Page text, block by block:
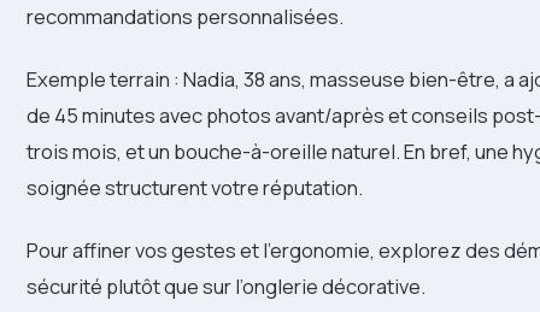
recommandations personnalisées.
Exemple terrain : Nadia, 38 ans, masseuse bien-être, a
de 45 minutes avec photos avant/après et conseils
trois mois, et un bouche-à-oreille naturel. En bref, une
soignée structurent votre réputation.
Pour affiner vos gestes et l’ergonomie, explorez des
sécurité plutôt que sur l’onglerie décorative.